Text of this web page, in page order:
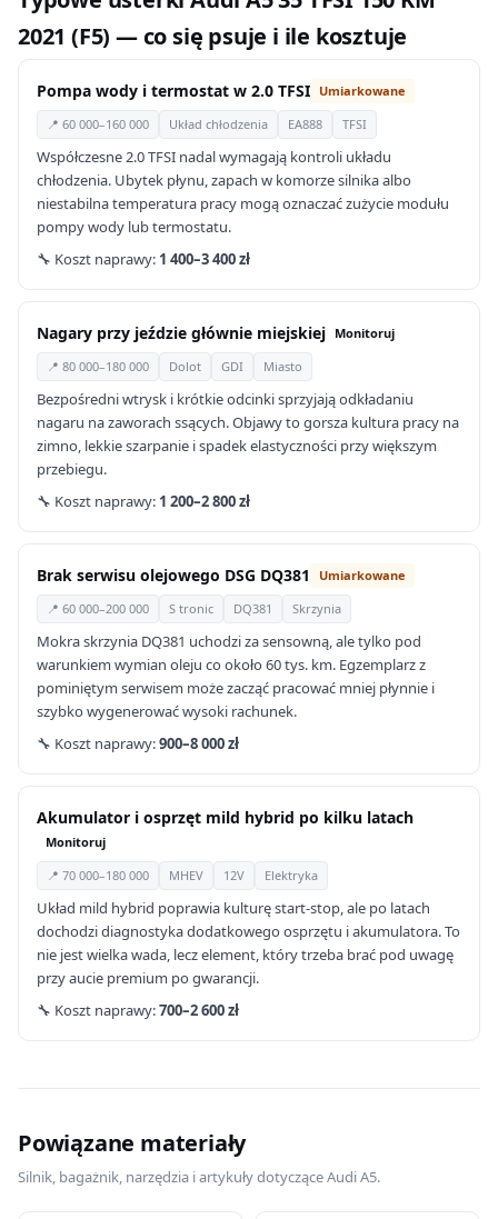
2021 (F5) — co się psuje i ile kosztuje
Pompa wody i termostat w 2.0 TFSI Umiarkowane
📍 60 000–160 000 Układ chłodzenia EA888 TFSI
Współczesne 2.0 TFSI nadal wymagają kontroli układu
chłodzenia. Ubytek płynu, zapach w komorze silnika albo
niestabilna temperatura pracy mogą oznaczać zużycie modułu
pompy wody lub termostatu.
🔧 Koszt naprawy: 1 400–3 400 zł
Nagary przy jeździe głównie miejskiej Monitoruj
📍 80 000–180 000 Dolot GDI Miasto
Bezpośredni wtrysk i krótkie odcinki sprzyjają odkładaniu
nagaru na zaworach ssących. Objawy to gorsza kultura pracy na
zimno, lekkie szarpanie i spadek elastyczności przy większym
przebiegu.
🔧 Koszt naprawy: 1 200–2 800 zł
Brak serwisu olejowego DSG DQ381 Umiarkowane
📍 60 000–200 000 S tronic DQ381 Skrzynia
Mokra skrzynia DQ381 uchodzi za sensowną, ale tylko pod
warunkiem wymian oleju co około 60 tys. km. Egzemplarz z
pominiętym serwisem może zacząć pracować mniej płynnie i
szybko wygenerować wysoki rachunek.
🔧 Koszt naprawy:900–8 000 zł
Akumulator i osprzęt mild hybrid po kilku latach
Monitoruj
📍 70 000–180 000
MHEV 12V Elektryka
Układ mild hybrid poprawia kulturę start-stop, ale po latach
dochodzi diagnostyka dodatkowego osprzętu i akumulatora. To
nie jest wielka wada, lecz element, który trzeba brać pod uwagę
przy aucie premium po gwarancji.
🔧 Koszt naprawy:700–2 600 zł
Powiązane materiały
Silnik, bagażnik, narzędzia i artykuły dotyczące Audi A5.